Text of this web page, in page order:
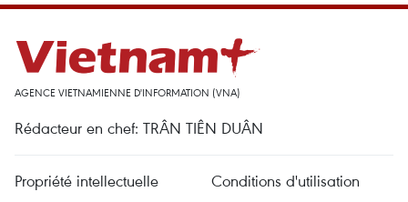
AGENCE VIETNAMIENNE D'INFORMATION (VNA)
Rédacteur en chef: TRÂN TIÊN DUÂN
Propriété intellectuelle
Conditions d'utilisation